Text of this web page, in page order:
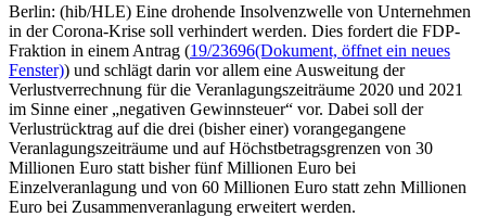
Berlin: (hib/HLE) Eine drohende Insolvenzwelle von Unternehmen
in der Corona-Krise soll verhindert werden. Dies fordert die FDP-
Fraktion in einem Antrag (19/23696(Dokument, öffnet ein neues
Fenster)) und schlägt darin vor allem eine Ausweitung der
Verlustverrechnung für die Veranlagungszeiträume 2020 und 2021
im Sinne einer „negativen Gewinnsteuer“ vor. Dabei soll der
Verlustrücktrag auf die drei (bisher einer) vorangegangene
Veranlagungszeiträume und auf Höchstbetragsgrenzen von 30
Millionen Euro statt bisher fünf Millionen Euro bei
Einzelveranlagung und von 60 Millionen Euro statt zehn Millionen
Euro bei Zusammenveranlagung erweitert werden.